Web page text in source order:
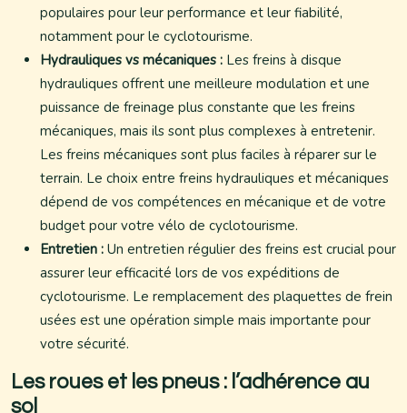
populaires pour leur performance et leur fiabilité,
notamment pour le cyclotourisme.
Hydrauliques vs mécaniques : Les freins à disque
hydrauliques offrent une meilleure modulation et une
puissance de freinage plus constante que les freins
mécaniques, mais ils sont plus complexes à entretenir.
Les freins mécaniques sont plus faciles à réparer sur le
terrain. Le choix entre freins hydrauliques et mécaniques
dépend de vos compétences en mécanique et de votre
budget pour votre vélo de cyclotourisme.
Entretien : Un entretien régulier des freins est crucial pour
assurer leur efficacité lors de vos expéditions de
cyclotourisme. Le remplacement des plaquettes de frein
usées est une opération simple mais importante pour
votre sécurité.
Les roues et les pneus : l’adhérence au
sol